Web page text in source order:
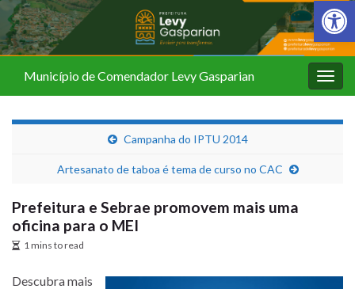
Barra de
Município de Comendador Levy Gasparian
Campanha do IPTU 2014
Artesanato de taboa é tema de curso no CAC
Prefeitura e Sebrae promovem mais uma
oficina para o MEI
1 mins to read
Descubra mais